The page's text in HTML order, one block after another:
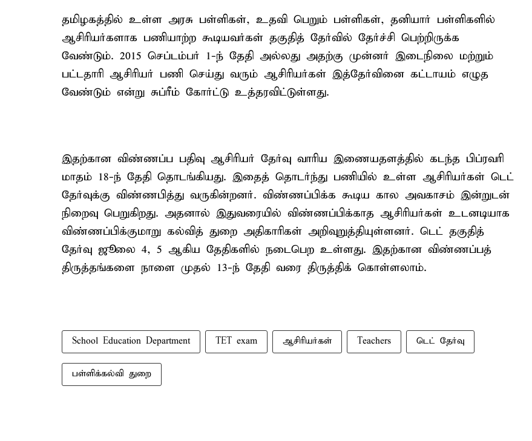
தமிழகத்தில் உள்ள அரசு பள்ளிகள், உதவி பெறும் பள்ளிகள், தனியார் பள்ளிகளில்
ஆசிரியர்களாக பணியாற்ற கூடியவர்கள் தகுதித் தேர்வில் தேர்ச்சி பெற்றிருக்க
வேண்டும். 2015 செப்டம்பர் 1-ந் தேதி அல்லது அதற்கு முன்னர் இடைநிலை மற்றும்
பட்டதாரி ஆசிரியர் பணி செய்து வரும் ஆசிரியர்கள் இத்தேர்வினை கட்டாயம் எழுத
வேண்டும் என்று சுப்ரீம் கோர்ட்டு உத்தரவிட்டுள்ளது.
இதற்கான விண்ணப்ப பதிவு ஆசிரியர் தேர்வு வாரிய இணையதளத்தில் கடந்த பிப்ரவரி
மாதம் 18-ந் தேதி தொடங்கியது. இதைத் தொடர்ந்து பணியில் உள்ள ஆசிரியர்கள் டெட்
தேர்வுக்கு விண்ணபித்து வருகின்றனர். விண்ணப்பிக்க கூடிய கால அவகாசம் இன்றுடன்
நிறைவு பெறுகிறது. அதனால் இதுவரையில் விண்ணப்பிக்காத ஆசிரியர்கள் உடனடியாக
விண்ணப்பிக்குமாறு கல்வித் துறை அதிகாரிகள் அறிவுறுத்தியுள்ளனர். டெட் தகுதித்
தேர்வு ஜூலை 4, 5 ஆகிய தேதிகளில் நடைபெற உள்ளது. இதற்கான விண்ணப்பத்
திருத்தங்களை நாளை முதல் 13-ந் தேதி வரை திருத்திக் கொள்ளலாம்.
School Education Department TET exam ஆசிரியர்கள் Teachers டெட் தேர்வு
பள்ளிக்கல்வி துறை